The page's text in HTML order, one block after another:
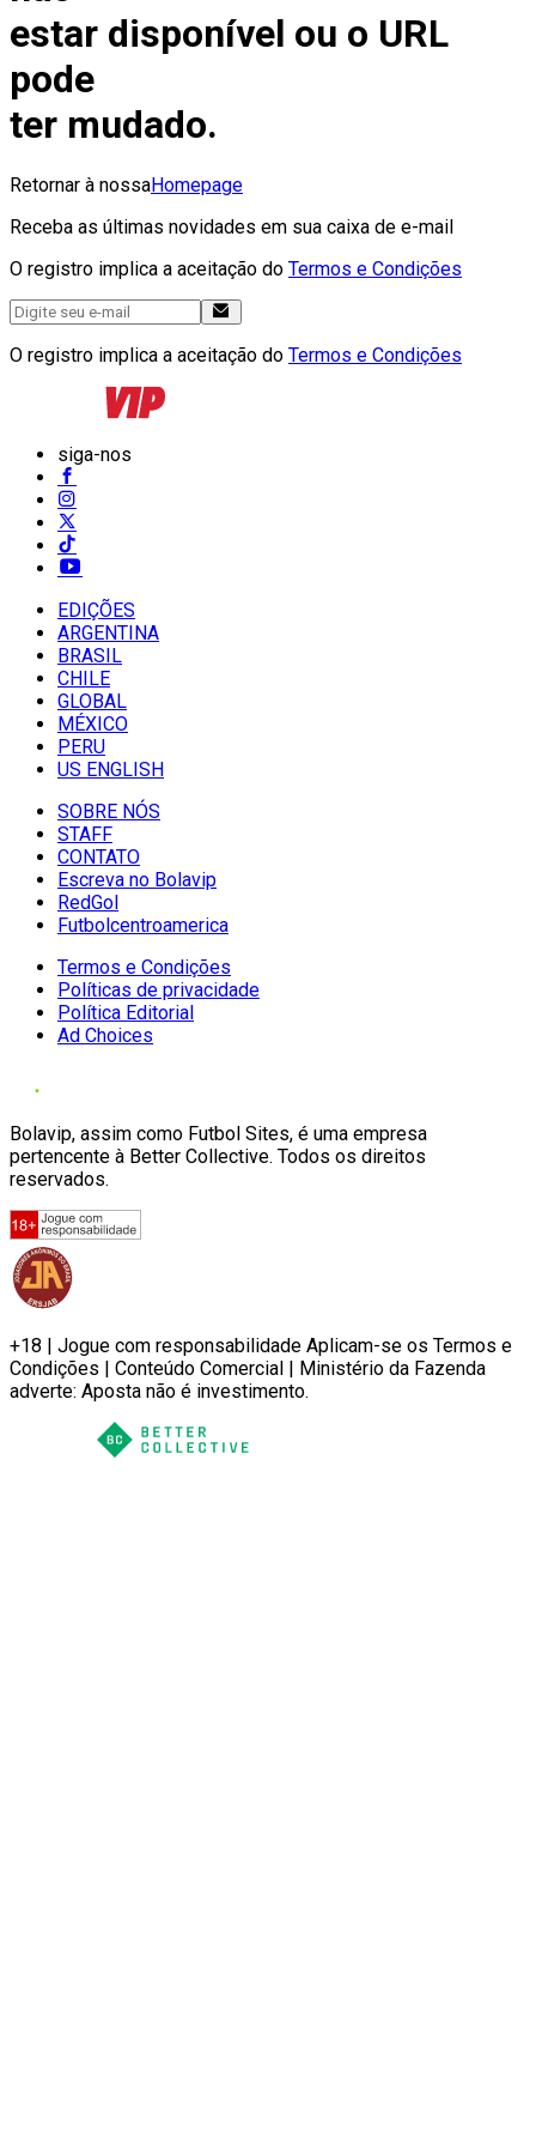
estar disponível ou o URL
pode
ter mudado.
Retornar à nossaHomepage
Receba as últimas novidades em sua caixa de e-mail
O registro implica a aceitação do Termos e Condições
O registro implica a aceitação do Termos e Condições
siga-nos
EDIÇÕES
ARGENTINA
BRASIL
CHILE
GLOBAL
MÉXICO
PERU
US ENGLISH
SOBRE NÓS
STAFF
CONTATO
Escreva no Bolavip
RedGol
Futbolcentroamerica
Termos e Condições
Políticas de privacidade
Política Editorial
Ad Choices
Bolavip, assim como Futbol Sites, é uma empresa
pertencente à Better Collective. Todos os direitos
reservados.
+18 | Jogue com responsabilidade Aplicam-se os Termos e
Condições | Conteúdo Comercial | Ministério da Fazenda
adverte: Aposta não é investimento.